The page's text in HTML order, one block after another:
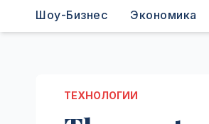
Шоу-Бизнес Экономика
ТЕХНОЛОГИИ